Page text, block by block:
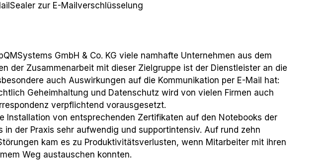
zur E-Mailverschlüsselung
GmbH & Co. KG viele namhafte Unternehmen aus dem
der Zusammenarbeit mit dieser Zielgruppe ist der Dienstleister an die
auch Auswirkungen auf die Kommunikation per E-Mail hat:
Geheimhaltung und Datenschutz wird von vielen Firmen auch
verpflichtend vorausgesetzt.
Installation von entsprechenden Zertifikaten auf den Notebooks der
der Praxis sehr aufwendig und supportintensiv. Auf rund zehn
kam es zu Produktivitätsverlusten, wenn Mitarbeiter mit ihren
Weg austauschen konnten.